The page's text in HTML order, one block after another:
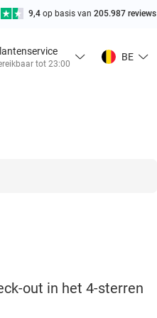
9,4 op basis van 205.987 reviews
tot 23:00
BE
out in het 4-sterren